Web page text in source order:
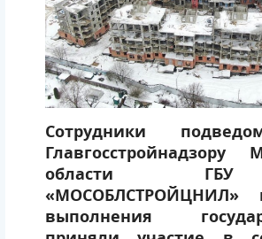
Сотрудники
Главгосстройнадзору
области
«МОСОБЛСТРОЙЦНИЛ»
выполнения